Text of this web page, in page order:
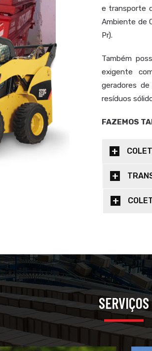
e transporte
Ambiente de
Pr).
Também
exigente
geradores
resíduos
FAZEMOS
SERVIÇOS